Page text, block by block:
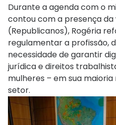
Durante a agenda com o
contou com a presença da
(Republicanos), Rogéria
regulamentar a profissão,
necessidade de garantir
jurídica e direitos
mulheres – em sua
setor.